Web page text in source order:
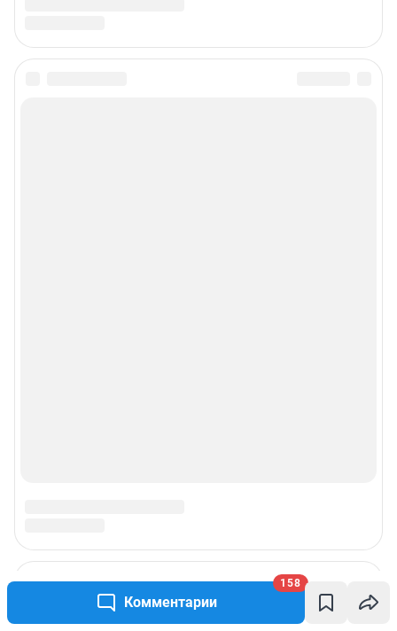
Комментарии
158